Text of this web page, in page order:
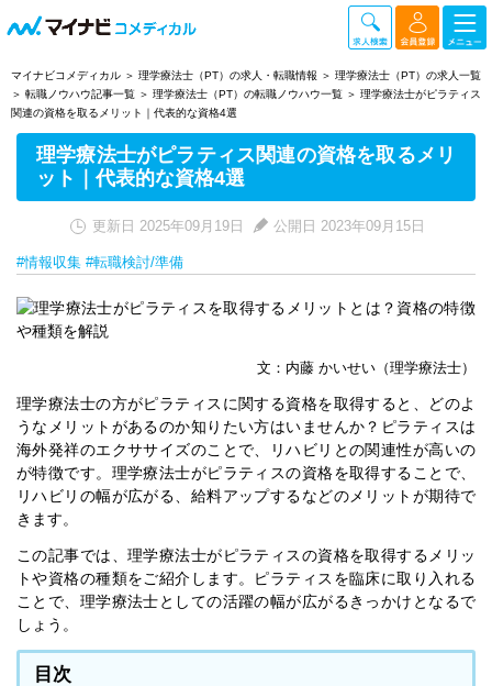
マイナビコメディカル 理学療法士（PT）の求人・転職情報
理学療法士（PT）の求人一覧
転職ノウハウ記事一覧
理学療法士（PT）の転職ノウハウ一覧
理学療法士がピラティス
関連の資格を取るメリット｜代表的な資格4選
理学療法士がピラティス関連の資格を取るメリ
ット｜代表的な資格4選
更新日 2025年09月19日 公開日 2023年09月15日
#情報収集 #転職検討/準備
文：内藤 かいせい（理学療法士）
理学療法士の方がピラティスに関する資格を取得すると、どのよ
うなメリットがあるのか知りたい方はいませんか？ピラティスは
海外発祥のエクササイズのことで、リハビリとの関連性が高いの
が特徴です。理学療法士がピラティスの資格を取得することで、
リハビリの幅が広がる、給料アップするなどのメリットが期待で
きます。
この記事では、理学療法士がピラティスの資格を取得するメリッ
トや資格の種類をご紹介します。ピラティスを臨床に取り入れる
ことで、理学療法士としての活躍の幅が広がるきっかけとなるで
しょう。
目次